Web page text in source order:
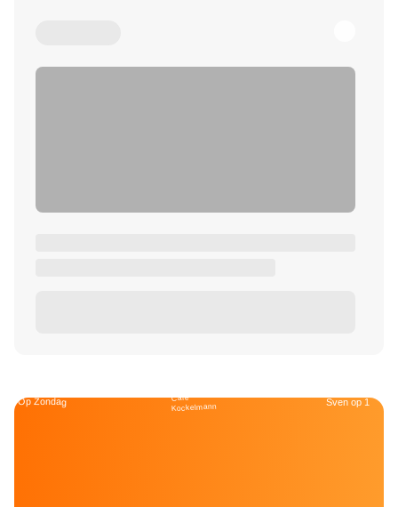
Op Zondag Café
Kockelmann Sven op 1